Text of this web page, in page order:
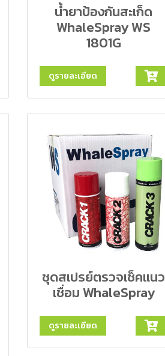
น้ำยาป้องกันสะเก็ด
WhaleSpray WS
1801G
ดูรายละเอียด
ชุดสเปรย์ตรวจเช็คแนว
เชื่อม WhaleSpray
ดูรายละเอียด